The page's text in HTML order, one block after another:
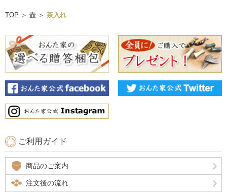
TOP ＞ 壺 ＞ 茶入れ
ご利用ガイド
商品のご案内
注文後の流れ